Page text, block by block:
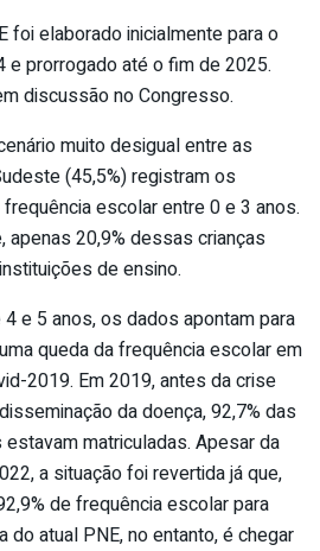
foi elaborado inicialmente para o
prorrogado até o fim de 2025.
discussão no Congresso.
muito desigual entre as
(45,5%) registram os
escolar entre 0 e 3 anos.
apenas 20,9% dessas crianças
de ensino.
e 5 anos, os dados apontam para
queda da frequência escolar em
2019. Em 2019, antes da crise
da doença, 92,7% das
matriculadas. Apesar da
a situação foi revertida já que,
de frequência escolar para
do atual PNE, no entanto, é chegar